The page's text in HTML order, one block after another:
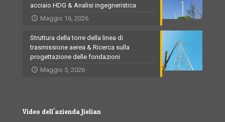
acciaio HDG & Analisi ingegneristica
Maggio 16, 2026
Struttura della torre della linea di
trasmissione aerea & Ricerca sulla
progettazione delle fondazioni
Maggio 5, 2026
Video dell'azienda Jielian